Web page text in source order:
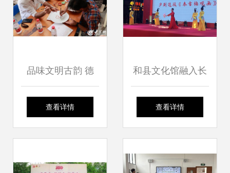
品味文明古韵 德
州“探访中华文化魅
交流新篇章
查看详情
和县文化馆融入长
三角 奏响宁马文化
查看详情